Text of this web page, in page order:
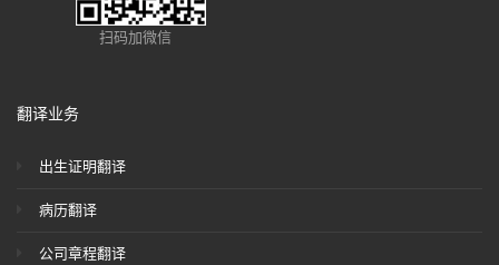
扫码加微信
翻译业务
出生证明翻译
病历翻译
公司章程翻译